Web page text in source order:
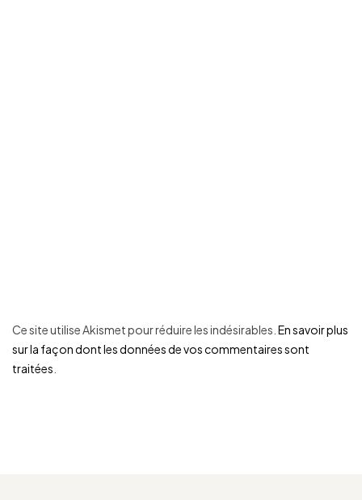
Ce site utilise Akismet pour réduire les indésirables. En savoir plus
sur la façon dont les données de vos commentaires sont
traitées